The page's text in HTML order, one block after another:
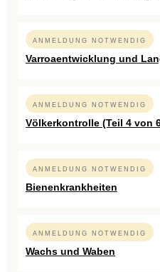
ANMELDUNG NOTWENDIG
Varroaentwicklung und
ANMELDUNG NOTWENDIG
Völkerkontrolle (Teil 4 von
ANMELDUNG NOTWENDIG
Bienenkrankheiten
ANMELDUNG NOTWENDIG
Wachs und Waben